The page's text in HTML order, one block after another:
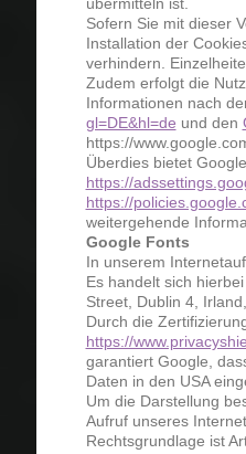
Sofern Sie mit dieser
Installation der
verhindern.
Zudem erfolgt die
Informationen nach
gl=DE&hl=de und den
https://
Überdies bietet
https://
https://
weitergehende
Google Fonts
In unserem
Es handelt sich
Street, Dublin 4,
Durch die
https://
garantiert Google,
Daten in den USA
Um die Darstellung
Aufruf unseres
Rechtsgrundlage ist